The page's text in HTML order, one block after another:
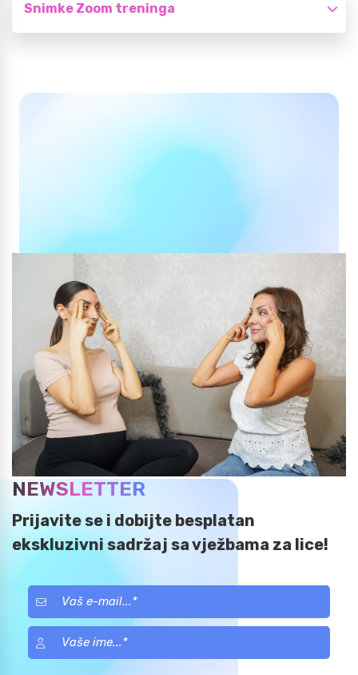
Snimke Zoom treninga
NEWSLETTER
Prijavite se i dobijte besplatan
ekskluzivni sadržaj sa vježbama za lice!